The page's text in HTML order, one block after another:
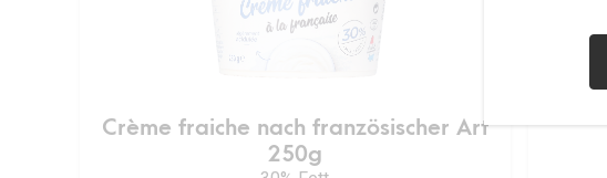
Crème fraiche nach französischer Art
250g